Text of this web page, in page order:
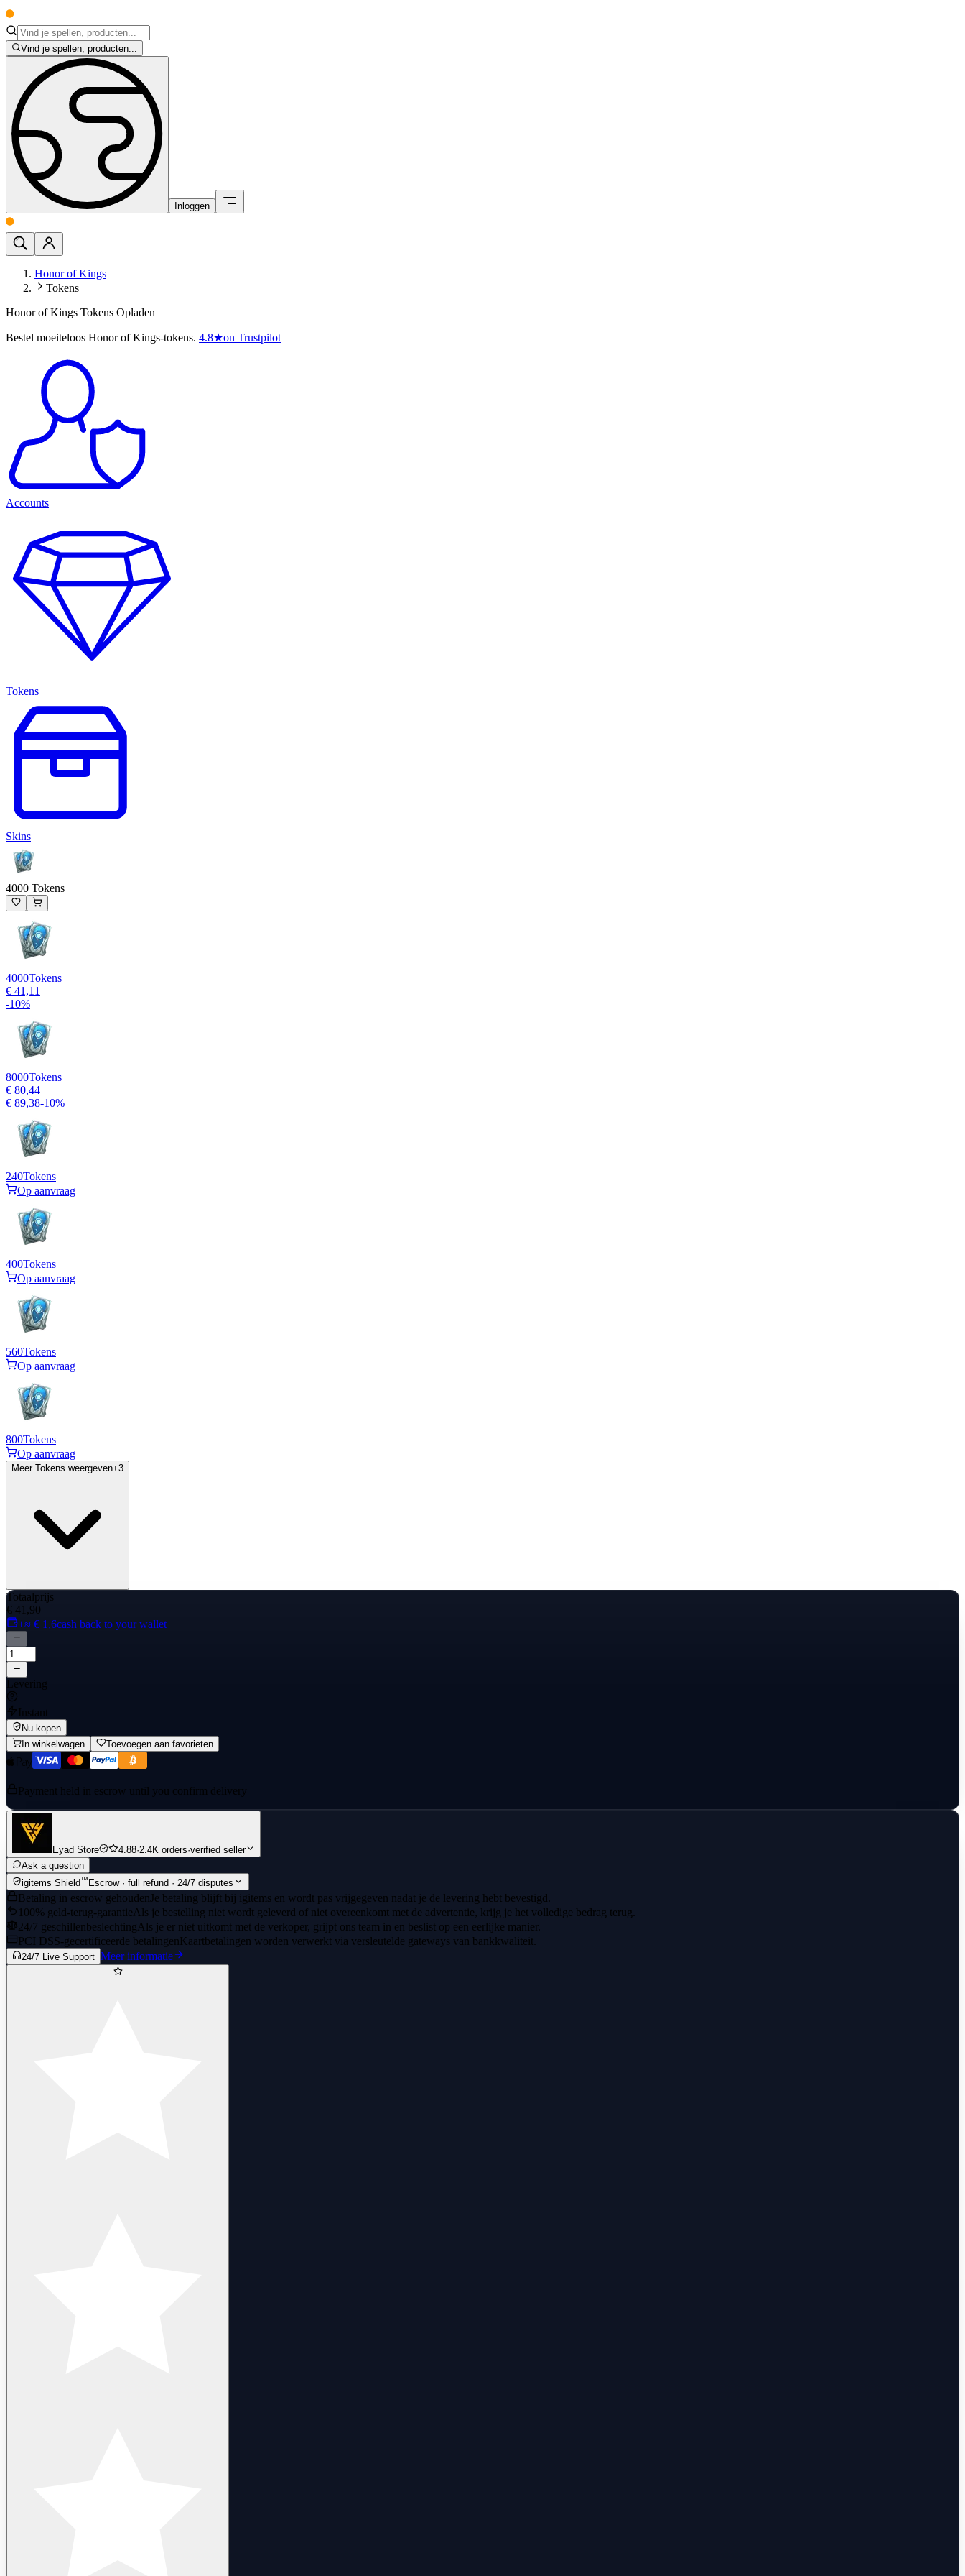
Vind je spellen, producten...
Inloggen
Honor of Kings
Tokens
Honor of Kings Tokens Opladen
Bestel moeiteloos Honor of Kings-tokens. 4.8★on Trustpilot
Accounts
Tokens
Skins
4000 Tokens
4000Tokens
€ 41,11
-10%
8000Tokens
€ 80,44
€ 89,38-10%
240Tokens
Op aanvraag
400Tokens
Op aanvraag
560Tokens
Op aanvraag
800Tokens
Op aanvraag
Meer Tokens weergeven+3
Totaalprijs
€ 41,90
+≈ € 1,6cash back to your wallet
Levering
Instant
Nu kopen
In winkelwagen
Toevoegen aan favorieten
Payment held in escrow until you confirm delivery
Eyad Store 4.88·2.4K orders·verified seller
Ask a question
igitems Shield™ Escrow · full refund · 24/7 disputes
Betaling in escrow gehouden Je betaling blijft bij igitems en wordt pas vrijgegeven nadat je de levering hebt bevestigd.
100% geld-terug-garantieAls je bestelling niet wordt geleverd of niet overeenkomt met de advertentie, krijg je het volledige bedrag terug.
24/7 geschillenbeslechtingAls je er niet uitkomt met de verkoper, grijpt ons team in en beslist op een eerlijke manier.
PCI DSS-gecertificeerde betalingenKaartbetalingen worden verwerkt via versleutelde gateways van bankkwaliteit.
24/7 Live Support Meer informatie